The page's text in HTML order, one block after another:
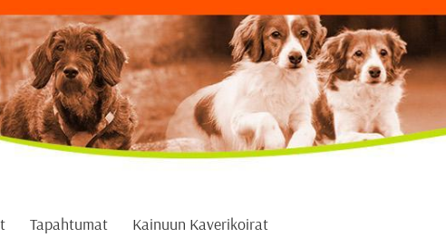
Tapahtumat Kainuun Kaverikoirat